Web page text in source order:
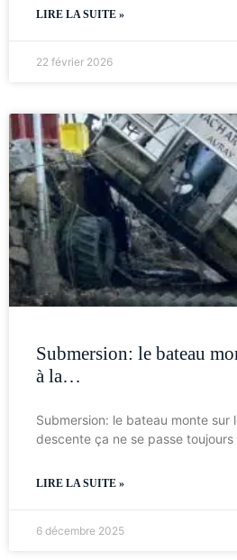
LIRE LA SUITE »
22 février 2026
Submersion: le bateau
à la…
Submersion: le bateau monte sur
descente ça ne se passe
LIRE LA SUITE »
6 décembre 2025